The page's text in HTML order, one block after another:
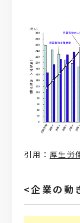
引用： 厚生労
<企業の動